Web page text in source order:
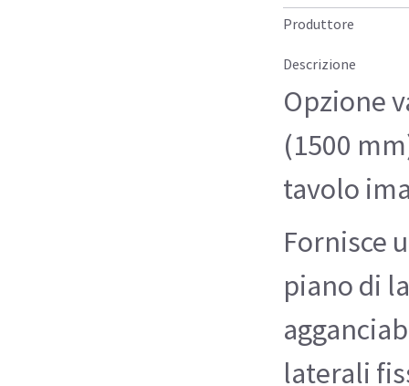
Produttore
Descrizione
Opzione
(1500
tavolo
Fornisce
piano di
laterali